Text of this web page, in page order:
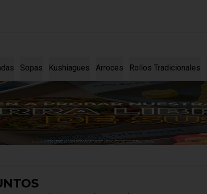
Sopas Kushiagues Arroces Rollos Tradicionales